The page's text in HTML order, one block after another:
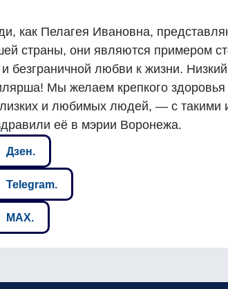
как Пелагея Ивановна,
страны, они являются примером
безграничной любви к жизни.
Мы желаем крепкого здоровья
и любимых людей, — с такими
её в мэрии Воронежа.
Дзен.
Telegram.
MAX.